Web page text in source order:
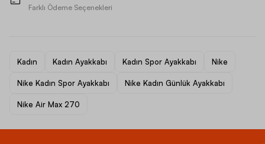
Farklı Ödeme Seçenekleri
Kadın Kadın Ayakkabı Kadın Spor Ayakkabı Nike
Nike Kadın Spor Ayakkabı Nike Kadın Günlük Ayakkabı
Nike Air Max 270